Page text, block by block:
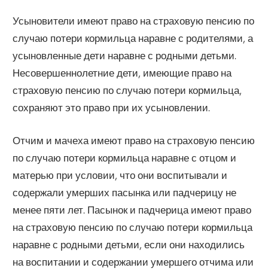
Усыновители имеют право на страховую пенсию по
случаю потери кормильца наравне с родителями, а
усыновленные дети наравне с родными детьми.
Несовершеннолетние дети, имеющие право на
страховую пенсию по случаю потери кормильца,
сохраняют это право при их усыновлении.
Отчим и мачеха имеют право на страховую пенсию
по случаю потери кормильца наравне с отцом и
матерью при условии, что они воспитывали и
содержали умерших пасынка или падчерицу не
менее пяти лет. Пасынок и падчерица имеют право
на страховую пенсию по случаю потери кормильца
наравне с родными детьми, если они находились
на воспитании и содержании умершего отчима или